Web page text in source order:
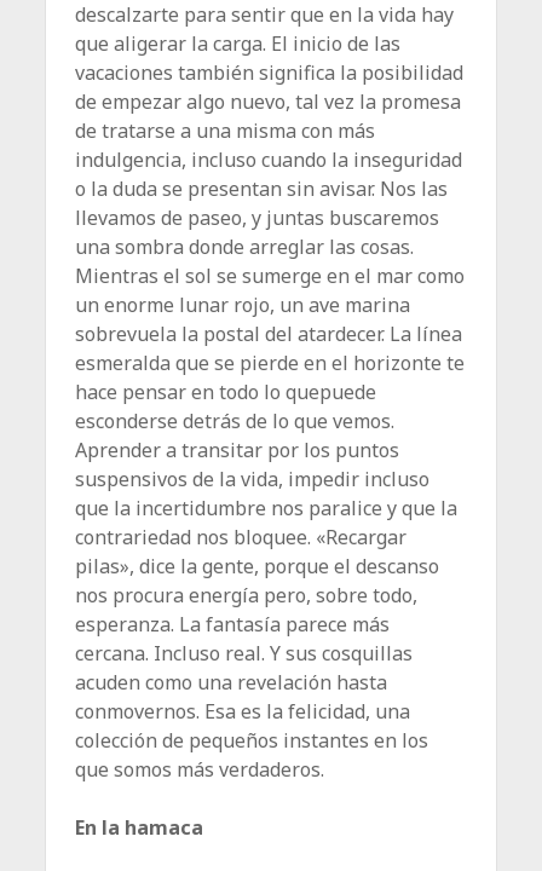
descalzarte para sentir que en la vida hay
que aligerar la carga. El inicio de las
vacaciones también significa la posibilidad
de empezar algo nuevo, tal vez la promesa
de tratarse a una misma con más
indulgencia, incluso cuando la inseguridad
o la duda se presentan sin avisar. Nos las
llevamos de paseo, y juntas buscaremos
una sombra donde arreglar las cosas.
Mientras el sol se sumerge en el mar como
un enorme lunar rojo, un ave marina
sobrevuela la postal del atardecer. La línea
esmeralda que se pierde en el horizonte te
hace pensar en todo lo quepuede
esconderse detrás de lo que vemos.
Aprender a transitar por los puntos
suspensivos de la vida, impedir incluso
que la incertidumbre nos paralice y que la
contrariedad nos bloquee. «Recargar
pilas», dice la gente, porque el descanso
nos procura energía pero, sobre todo,
esperanza. La fantasía parece más
cercana. Incluso real. Y sus cosquillas
acuden como una revelación hasta
conmovernos. Esa es la felicidad, una
colección de pequeños instantes en los
que somos más verdaderos.
En la hamaca